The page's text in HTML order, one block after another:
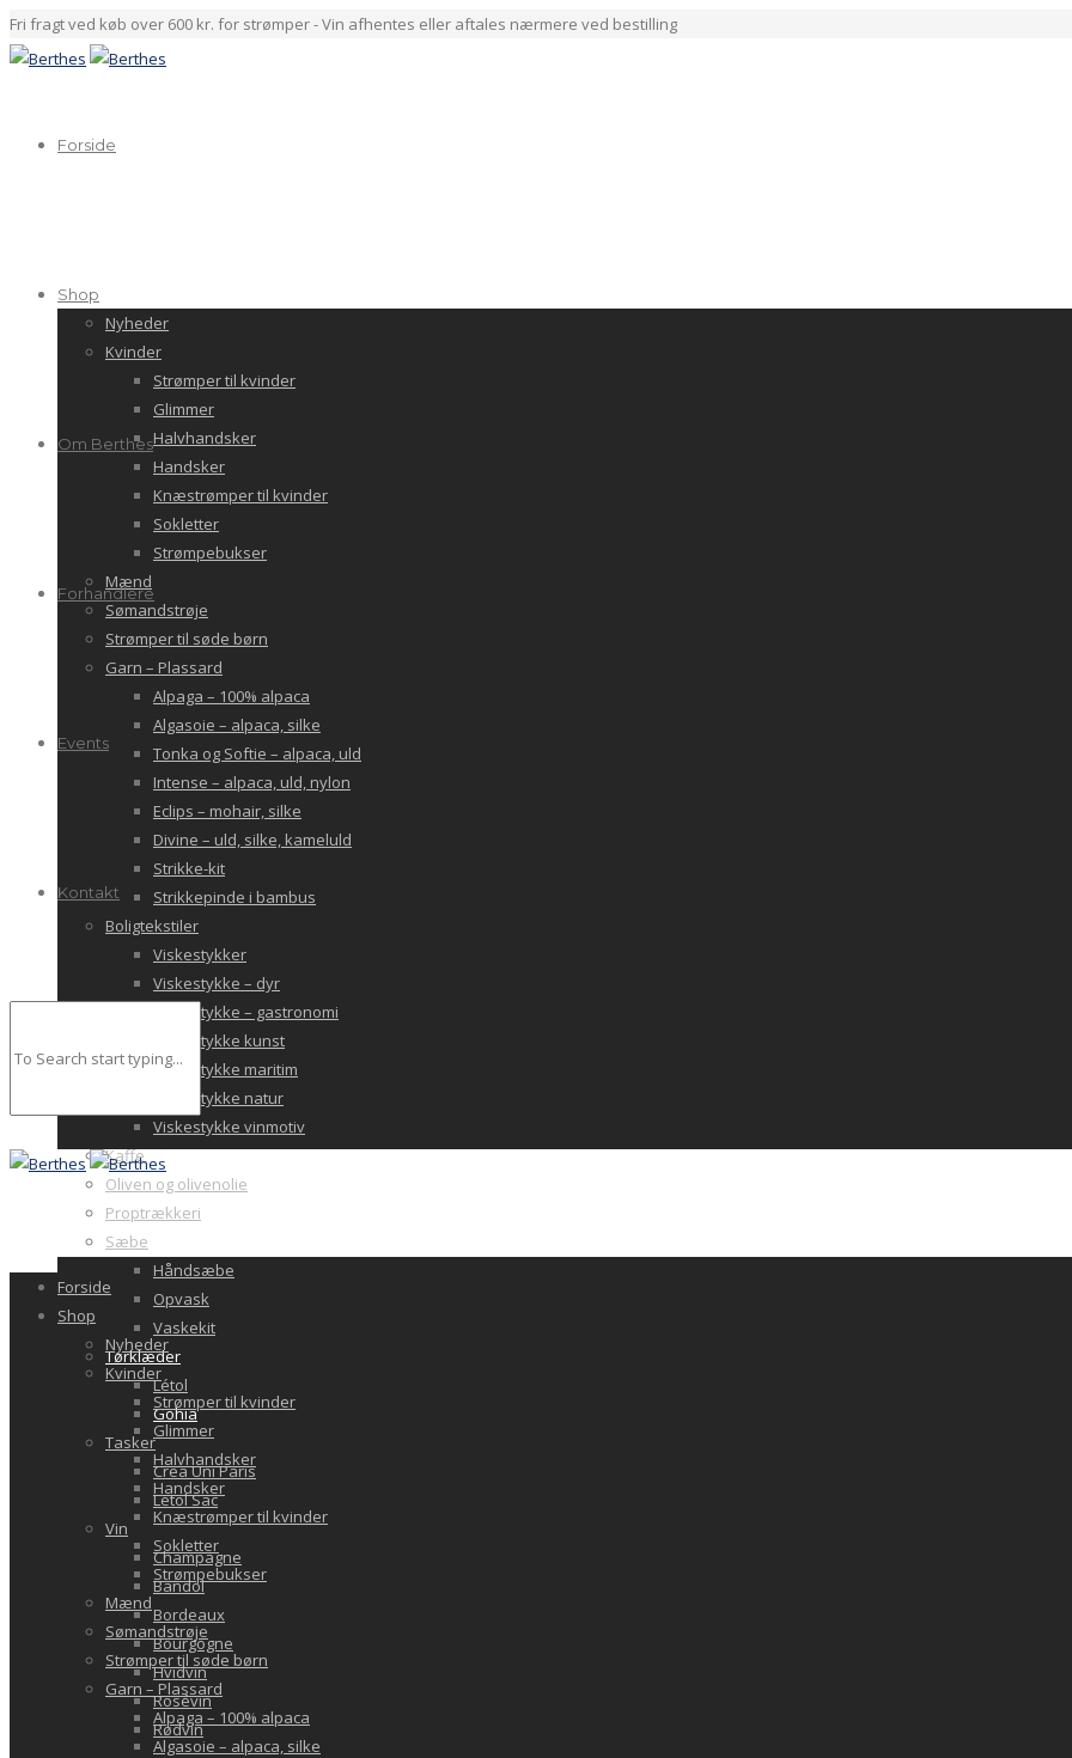
Fri fragt ved køb over 600 kr. for strømper - Vin afhentes eller aftales nærmere ved bestilling
Forside
Shop
Nyheder
Kvinder
Strømper til kvinder
Glimmer
Halvhandsker
Handsker
Knæstrømper til kvinder
Sokletter
Strømpebukser
Mænd
Sømandstrøje
Strømper til søde børn
Garn – Plassard
Alpaga – 100% alpaca
Algasoie – alpaca, silke
Tonka og Softie – alpaca, uld
Intense – alpaca, uld, nylon
Eclips – mohair, silke
Divine – uld, silke, kameluld
Strikke-kit
Strikkepinde i bambus
Boligtekstiler
Viskestykker
Viskestykke – dyr
Viskestykke – gastronomi
Viskestykke kunst
Viskestykke maritim
Viskestykke natur
Viskestykke vinmotiv
Kaffe
Oliven og olivenolie
Proptrækkeri
Sæbe
Håndsæbe
Opvask
Vaskekit
Tørklæder
Létol
Gohia
Tasker
Crea Uni Paris
Letol Sac
Vin
Champagne
Bandol
Bordeaux
Bourgogne
Hvidvin
Rosévin
Rødvin
Om Berthes
Forhandlere
Events
Kontakt
Forside
Shop
Nyheder
Kvinder
Strømper til kvinder
Glimmer
Halvhandsker
Handsker
Knæstrømper til kvinder
Sokletter
Strømpebukser
Mænd
Sømandstrøje
Strømper til søde børn
Garn – Plassard
Alpaga – 100% alpaca
Algasoie – alpaca, silke